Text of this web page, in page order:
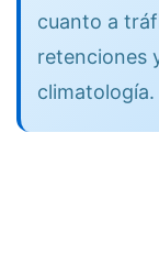
cuanto a
retenciones
climatología.